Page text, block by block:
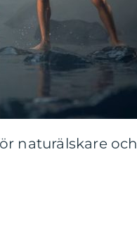
naturälskare och